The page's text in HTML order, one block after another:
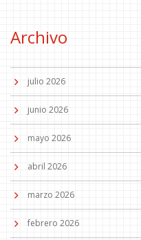
Archivo
julio 2026
junio 2026
mayo 2026
abril 2026
marzo 2026
febrero 2026